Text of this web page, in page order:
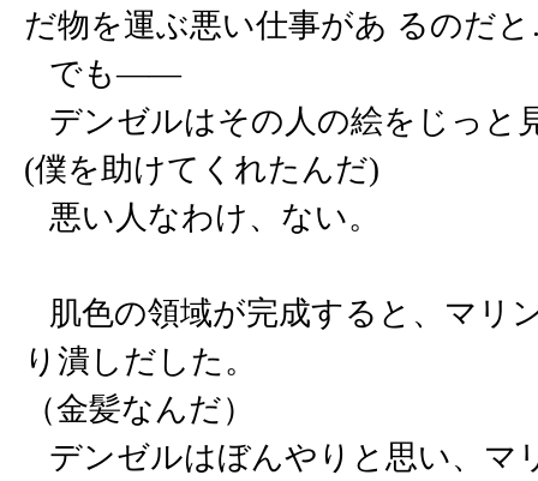
だ物を運ぶ悪い仕事があ るのだ
でも――
デンゼルはその人の絵をじっと
(僕を助けてくれたんだ)
悪い人なわけ、ない。
肌色の領域が完成すると、マリ
り潰しだした。
（金髪なんだ）
デンゼルはぼんやりと思い、マ